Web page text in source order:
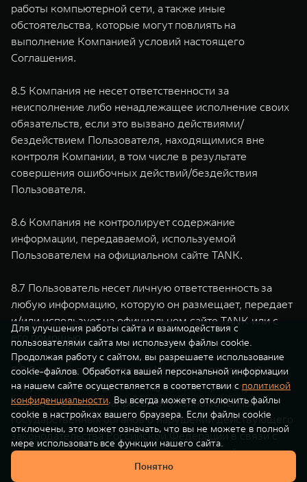
работы компьютерной сети, а также иные
обстоятельства, которые могут повлиять на
выполнение Компанией условий настоящего
Соглашения.
8.5 Компания не несет ответственности за
неисполнение либо ненадлежащее исполнение своих
обязательств, если это вызвано действиями/
бездействием Пользователя, находящимися вне
контроля Компании, в том числе в результате
совершения ошибочных действий/бездействия
Пользователя.
8.6 Компания не контролирует содержание
информации, передаваемой, используемой
Пользователем на официальном сайте TANK.
8.7 Пользователь несет личную ответственность за
любую информацию, которую он размещает, передает
и/или использует на официальном сайте TANK или с
его помощью.
8.8 В случае предъявления Компании претензий о
нарушении прав третьих лиц, а также при получении
соответствующих запросов от уполномоченных
государственных органов о нарушении действующего
законодательства Российской Федерации в связи с
размещением, использованием, передачей
информации Пользователем и/или при возникновении
Для улучшения работы сайта и взаимодействия с
пользователями сайта мы используем файлы cookie.
Продолжая работу с сайтом, вы разрешаете использование
cookie-файлов. Обработка вашей персональной информации
на нашем сайте осуществляется в соответствии с политикой
конфиденциальности. Вы всегда можете отключить файлы
cookie в настройках вашего браузера. Если файлы cookie
отключены, это может означать, что вы не можете в полной
мере использовать все функции нашего сайта.
Понятно